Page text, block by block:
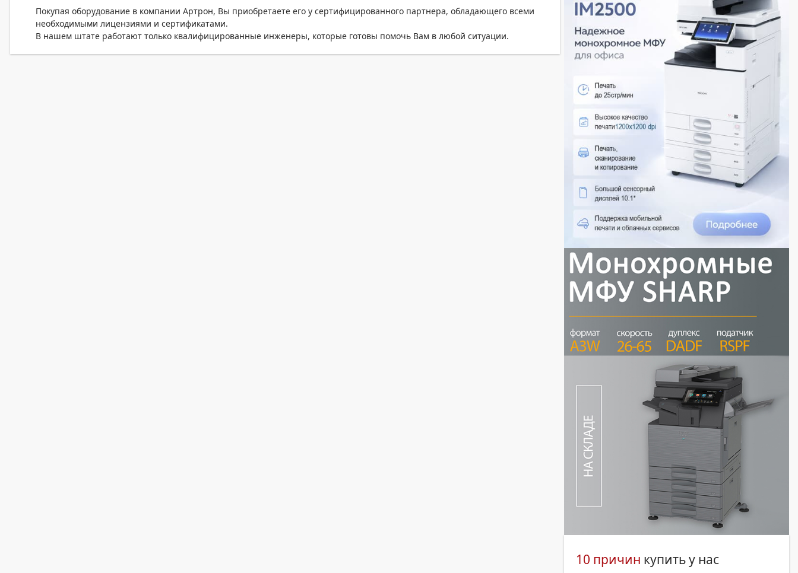
Покупая оборудование в компании Артрон, Вы приобретаете его у сертифицированного партнера, обладающего всеми
необходимыми лицензиями и сертификатами.
В нашем штате работают только квалифицированные инженеры, которые готовы помочь Вам в любой ситуации.
10 причин купить у нас